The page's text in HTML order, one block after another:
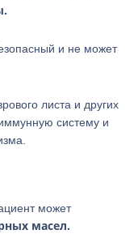
и не может
листа и других
систему и
может
масел.